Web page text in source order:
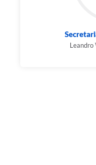
Leandro